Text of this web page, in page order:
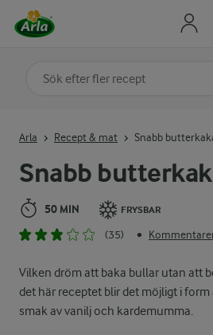
Snabb
50 MIN FRYSBAR
(35) •
Vilken dröm att baka bullar utan att
det här receptet blir det möjligt i
smak av vanilj och kardemumma.
Arla Recept & mat Snabb
Sök på kategori eller ingrediens